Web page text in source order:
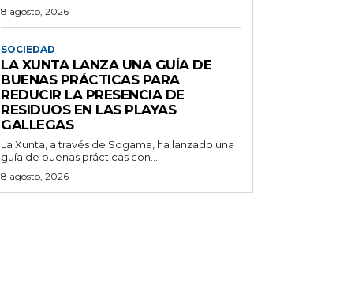
8 agosto, 2026
SOCIEDAD
LA XUNTA LANZA UNA GUÍA DE
BUENAS PRÁCTICAS PARA
REDUCIR LA PRESENCIA DE
RESIDUOS EN LAS PLAYAS
GALLEGAS
La Xunta, a través de Sogama, ha lanzado una
guía de buenas prácticas con...
8 agosto, 2026